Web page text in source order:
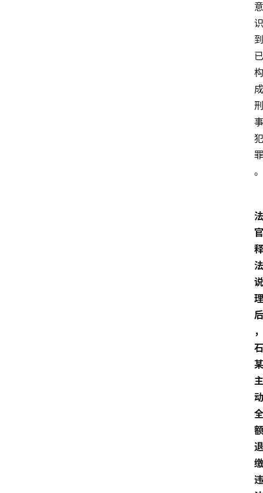
意
识
到
已
构
成
刑
事
犯
罪
。
法
官
释
法
说
理
后
，
石
某
主
动
全
额
退
缴
违